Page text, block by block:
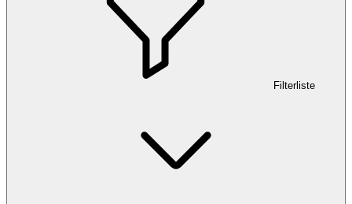
Filterliste